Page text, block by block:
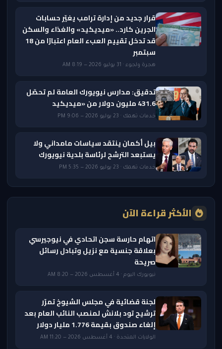
قرار جديد من إدارة ترامب يغيّر حسابات
الجرين كارد.. «ميديكيد» والغذاء والسكن
قد تدخل تقييم العبء العام اعتبارًا من 18
سبتمبر
هجرة ولجوء · 31 يوليو 2026 — 8:19 AM
تدقيق: مدارس نيويورك العامة لم تحصّل
431.6 مليون دولار من «ميديكيد
خدمات تهمك · 23 يوليو 2026 — 9:06 PM
بيل أكمان ينتقد سياسات مامداني ولا
يستبعد الترشح لرئاسة بلدية نيويورك
خدمات تهمك · 23 يوليو 2026 — 5:35 PM
الأكثر قراءة الآن
اتهام حارسة سجن اتحادي في نيوجيرسي
بعلاقة جنسية مع نزيل وتبادل رسائل
صريحة
نيويورك اليوم · 4 أغسطس 2026 — 8:20 AM
لجنة قضائية في مجلس الشيوخ تمرّر
ترشيح تود بلانش لمنصب النائب العام بعد
إلغاء صندوق بقيمة 1.776 مليار دولار
الولايات المتحدة · 4 أغسطس 2026 — 11:20 AM